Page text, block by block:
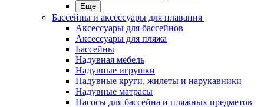
Еще
Бассейны и аксессуары для плавания
Аксессуары для бассейнов
Аксессуары для пляжа
Бассейны
Надувная мебель
Надувные игрушки
Надувные круги, жилеты и нарукавники
Надувные матрасы
Насосы для бассейна и пляжных предметов